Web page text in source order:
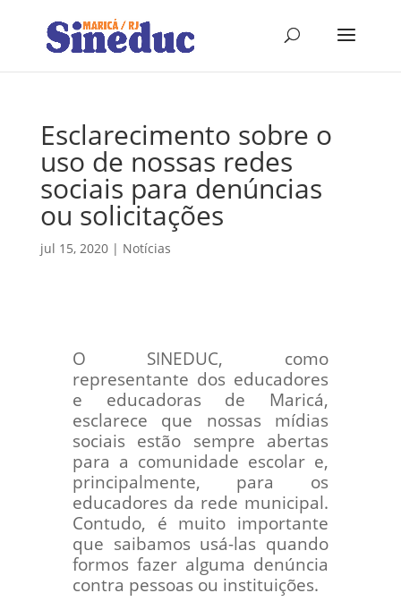
Esclarecimento sobre o
uso de nossas redes
sociais para denúncias
ou solicitações
jul 15, 2020| Notícias
O SINEDUC, como
representante dos educadores
e educadoras de Maricá,
esclarece que nossas mídias
sociais estão sempre abertas
para a comunidade escolar e,
principalmente, para os
educadores da rede municipal.
Contudo, é muito importante
que saibamos usá-las quando
formos fazer alguma denúncia
contra pessoas ou instituições.